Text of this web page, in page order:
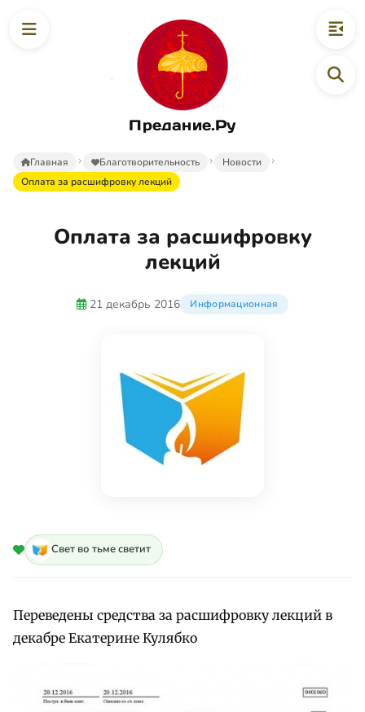
Предание.Ру
Главная Благотворительность
Новости
Оплата за расшифровку лекций
Оплата за расшифровку
лекций
21 декабрь 2016 Информационная
Свет во тьме светит
Переведены средства за расшифровку лекций в
декабре Екатерине Кулябко